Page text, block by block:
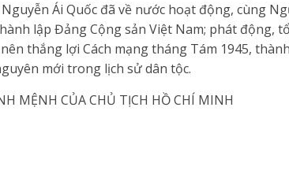
Ái Quốc đã về nước hoạt động, cùng
lập Đảng Cộng sản Việt Nam; phát động,
thắng lợi Cách mạng tháng Tám 1945,
mới trong lịch sử dân tộc.